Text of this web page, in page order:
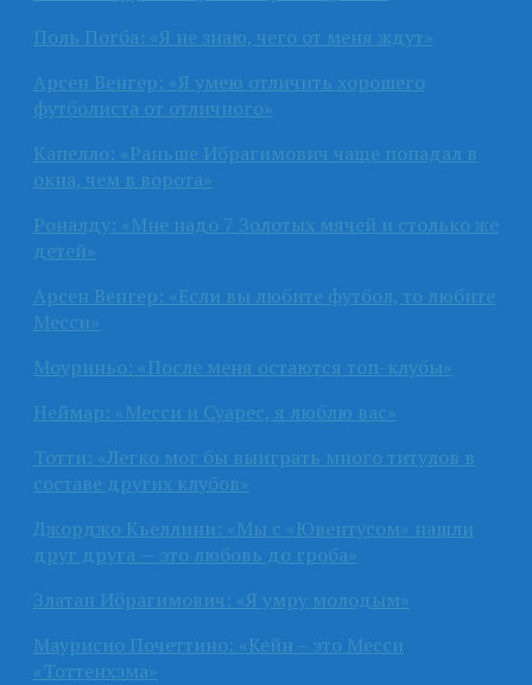
Поль Погба: «Я не знаю, чего от меня ждут»
Арсен Венгер: «Я умею отличить хорошего
футболиста от отличного»
Капелло: «Раньше Ибрагимович чаще попадал в
окна, чем в ворота»
Роналду: «Мне надо 7 Золотых мячей и столько же
детей»
Арсен Венгер: «Если вы любите футбол, то любите
Месси»
Моуриньо: «После меня остаются топ-клубы»
Неймар: «Месси и Суарес, я люблю вас»
Тотти: «Легко мог бы выиграть много титулов в
составе других клубов»
Джорджо Кьеллини: «Мы с «Ювентусом» нашли
друг друга — это любовь до гроба»
Златан Ибрагимович: «Я умру молодым»
Маурисио Почеттино: «Кейн – это Месси
«Тоттенхэма»